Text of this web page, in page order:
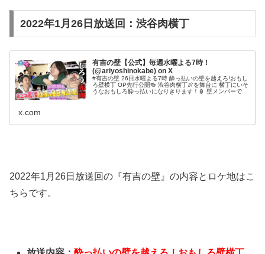
2022年1月26日放送回：渋谷肉横丁
有吉の壁【公式】毎週水曜よる7時！
(@ariyoshinokabe) on X
#有吉の壁 26日水曜よる7時 酔っ払いの壁を越えろ!おもし
ろ壁横丁 OP先行公開🍻 渋谷肉横丁🍖を舞台に 横丁にいそ
うなおもしろ酔っ払いになりきります！🏮 壁メンバーで飲
x.com
2022年1月26日放送回の『有吉の壁』の内容とロケ地はこ
ちらです。